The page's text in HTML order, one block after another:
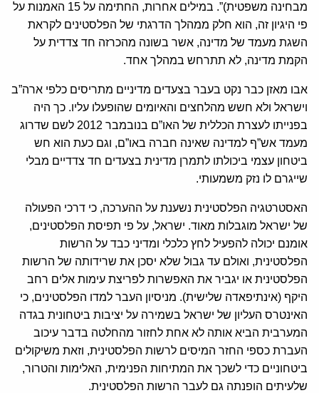
מבחינה משפטית)”. במילים אחרות, החתימה על 15 האמנות על
פי היגיון זה, הוא חלק ממהלך הדרגתי של הפלסטינים לקראת
השגת מעמד של מדינה, אשר בשונה מהכרזה חד צדדית על
הקמת מדינה, לא תתרחש במהלך אחד.
אבו מאזן כבר נקט בעבר בצעדים מדיניים מתריסים כלפי ארה”ב
וישראל ולא חשש מהלחצים והאיומים שהופעלו עליו. כך היה
בפנייתו לעצרת הכללית של האו”ם בנובמבר 2012 לשם שדרוג
מעמד אש”ף למדינה שאינה חברה באו”ם, וגם כעת הוא חש
ביטחון עצמי ביכולתו לתמרן מדינית בצעדים חד צדדיים מבלי
שייגרם לו נזק משמעותי.
האסטרטגיה הפלסטינית נשענת על ההערכה, כי דרכי הפעולה
של ישראל מוגבלות מאוד. ישראל, על פי תפיסת הפלסטינים,
אומנם יכולה להפעיל לחץ כלכלי ומדיני כבד על הרשות
הפלסטינית, ואולם עד גבול שלא יסכן את שרידותה של הרשות
הפלסטינית או יגביר את האפשרות לפריצת עימות אלים רחב
היקף (אינתיפאדה שלישית). מניסיון העבר למדו הפלסטינים, כי
האינטרס העליון של ישראל בשמירה על יציבות ביטחונית בגדה
המערבית הביא אותה לא אחת לחזור מהחלטה בדבר עיכוב
העברת כספי החזר המיסים לרשות הפלסטינית, וזאת משיקולים
ביטחוניים כדי לשכך את המתיחות הפנימית, האלימות והטרור,
שלעיתים הופנתה גם לעבר הרשות הפלסטינית.